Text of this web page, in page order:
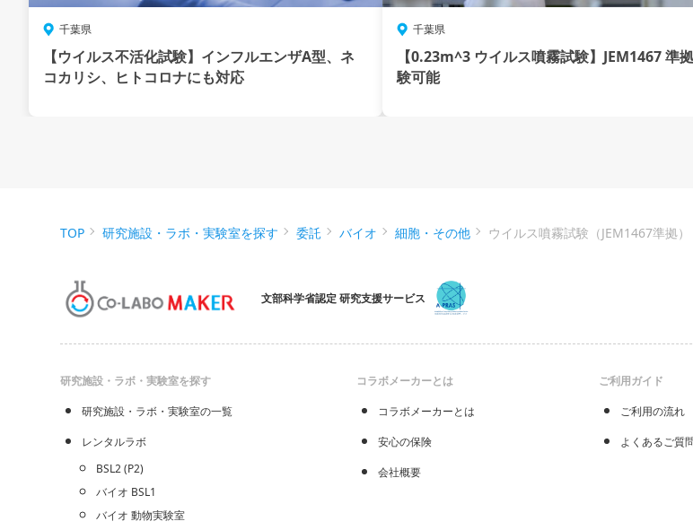
千葉県
【ウイルス不活化試験】インフルエンザA型、ネ
コカリシ、ヒトコロナにも対応
千葉県
【0.23m^3 ウイルス噴霧試験】JEM1467 準
験可能
TOP 研究施設・ラボ・実験室を探す 委託 バイオ 細胞・その他 ウイルス噴霧試験（JEM1467準拠
文部科学省認定 研究支援サービス
研究施設・ラボ・実験室を探す
研究施設・ラボ・実験室の一覧
レンタルラボ
BSL2 (P2)
バイオ BSL1
バイオ 動物実験室
コラボメーカーとは
コラボメーカーとは
安心の保険
会社概要
ご利用ガイド
ご利用の流れ
よくあるご質